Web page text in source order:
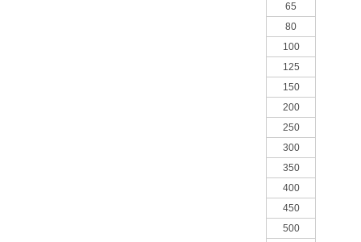
65
80
100
125
150
200
250
300
350
400
450
500